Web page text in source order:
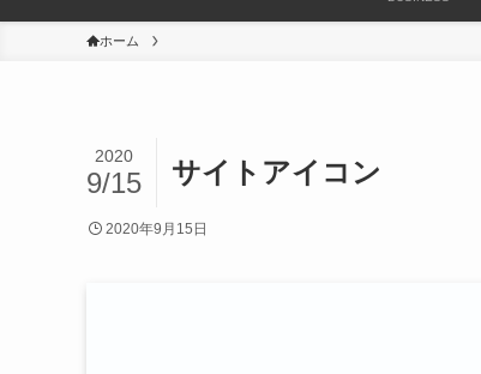
ホーム
サイトアイコン
2020
9/15
2020年9月15日